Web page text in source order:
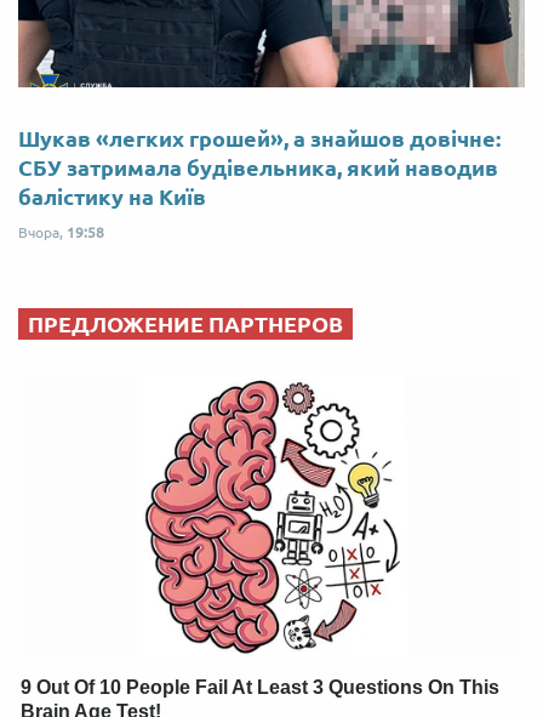
Шукав «легких грошей», а знайшов довічне:
СБУ затримала будівельника, який наводив
балістику на Київ
Вчора, 19:58
ПРЕДЛОЖЕНИЕ ПАРТНЕРОВ
9 Out Of 10 People Fail At Least 3 Questions On This
Brain Age Test!